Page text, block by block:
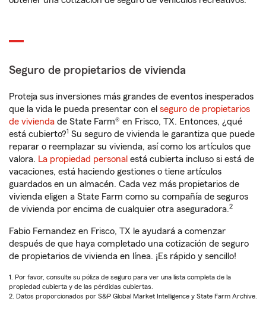
Seguro de propietarios de vivienda
Proteja sus inversiones más grandes de eventos inesperados
que la vida le pueda presentar con el seguro de propietarios
de vivienda de State Farm® en Frisco, TX. Entonces, ¿qué
está cubierto?1 Su seguro de vivienda le garantiza que puede
reparar o reemplazar su vivienda, así como los artículos que
valora. La propiedad personal está cubierta incluso si está de
vacaciones, está haciendo gestiones o tiene artículos
guardados en un almacén. Cada vez más propietarios de
vivienda eligen a State Farm como su compañía de seguros
de vivienda por encima de cualquier otra aseguradora.2
Fabio Fernandez en Frisco, TX le ayudará a comenzar
después de que haya completado una cotización de seguro
de propietarios de vivienda en línea. ¡Es rápido y sencillo!
1. Por favor, consulte su póliza de seguro para ver una lista completa de la
propiedad cubierta y de las pérdidas cubiertas.
2. Datos proporcionados por S&P Global Market Intelligence y State Farm Archive.